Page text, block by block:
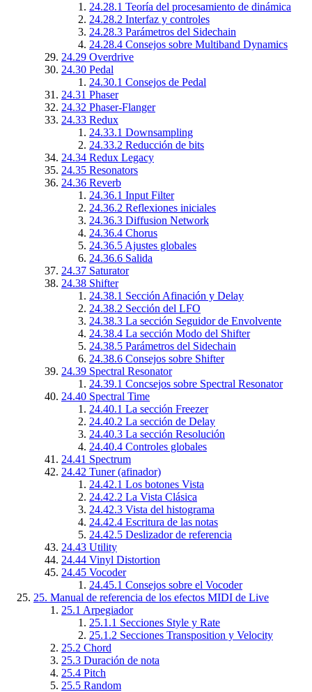
24.28.1 Teoría del procesamiento de dinámica
24.28.2 Interfaz y controles
24.28.3 Parámetros del Sidechain
24.28.4 Consejos sobre Multiband Dynamics
24.29 Overdrive
24.30 Pedal
24.30.1 Consejos de Pedal
24.31 Phaser
24.32 Phaser-Flanger
24.33 Redux
24.33.1 Downsampling
24.33.2 Reducción de bits
24.34 Redux Legacy
24.35 Resonators
24.36 Reverb
24.36.1 Input Filter
24.36.2 Reflexiones iniciales
24.36.3 Diffusion Network
24.36.4 Chorus
24.36.5 Ajustes globales
24.36.6 Salida
24.37 Saturator
24.38 Shifter
24.38.1 Sección Afinación y Delay
24.38.2 Sección del LFO
24.38.3 La sección Seguidor de Envolvente
24.38.4 La sección Modo del Shifter
24.38.5 Parámetros del Sidechain
24.38.6 Consejos sobre Shifter
24.39 Spectral Resonator
24.39.1 Concsejos sobre Spectral Resonator
24.40 Spectral Time
24.40.1 La sección Freezer
24.40.2 La sección de Delay
24.40.3 La sección Resolución
24.40.4 Controles globales
24.41 Spectrum
24.42 Tuner (afinador)
24.42.1 Los botones Vista
24.42.2 La Vista Clásica
24.42.3 Vista del histograma
24.42.4 Escritura de las notas
24.42.5 Deslizador de referencia
24.43 Utility
24.44 Vinyl Distortion
24.45 Vocoder
24.45.1 Consejos sobre el Vocoder
25. Manual de referencia de los efectos MIDI de Live
25.1 Arpegiador
25.1.1 Secciones Style y Rate
25.1.2 Secciones Transposition y Velocity
25.2 Chord
25.3 Duración de nota
25.4 Pitch
25.5 Random